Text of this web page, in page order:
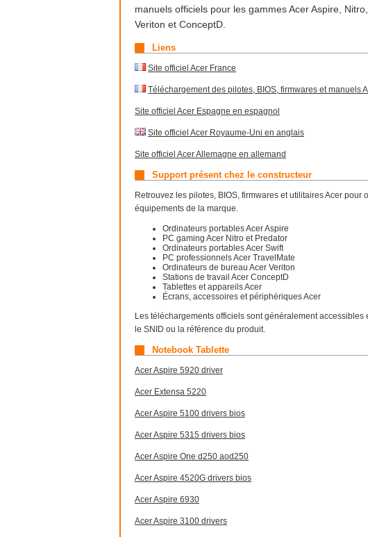
manuels officiels pour les gammes Acer Aspire,
Veriton et ConceptD.
Liens
Site officiel Acer France
Téléchargement des pilotes, BIOS, firmwares et manuels
Site officiel Acer Espagne en espagnol
Site officiel Acer Royaume-Uni en anglais
Site officiel Acer Allemagne en allemand
Support présent chez le constructeur
Retrouvez les pilotes, BIOS, firmwares et utilitaires Acer
équipements de la marque.
Ordinateurs portables Acer Aspire
PC gaming Acer Nitro et Predator
Ordinateurs portables Acer Swift
PC professionnels Acer TravelMate
Ordinateurs de bureau Acer Veriton
Stations de travail Acer ConceptD
Tablettes et appareils Acer
Écrans, accessoires et périphériques Acer
Les téléchargements officiels sont généralement
le SNID ou la référence du produit.
Notebook Tablette
Acer Aspire 5920 driver
Acer Extensa 5220
Acer Aspire 5100 drivers bios
Acer Aspire 5315 drivers bios
Acer Aspire One d250 aod250
Acer Aspire 4520G drivers bios
Acer Aspire 6930
Acer Aspire 3100 drivers